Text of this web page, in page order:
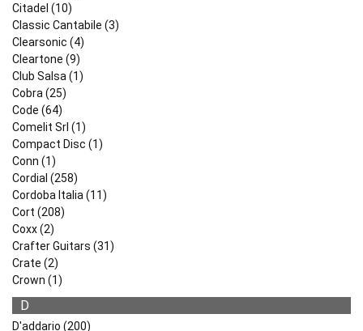
Citadel (10)
Classic Cantabile (3)
Clearsonic (4)
Cleartone (9)
Club Salsa (1)
Cobra (25)
Code (64)
Comelit Srl (1)
Compact Disc (1)
Conn (1)
Cordial (258)
Cordoba Italia (11)
Cort (208)
Coxx (2)
Crafter Guitars (31)
Crate (2)
Crown (1)
D
D'addario (200)